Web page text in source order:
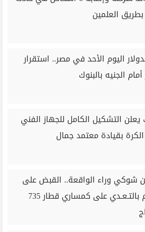
العلمين
اليوم الأحد في مصر.. استقرار
الجنيه بالبنوك
يعلن التشكيل الكامل للجهاز الفني
بقيادة معتمد جمال
شوكي وراء الواقعة.. القبض على
المتهم بالتـعـدي على كمساري قطار 735